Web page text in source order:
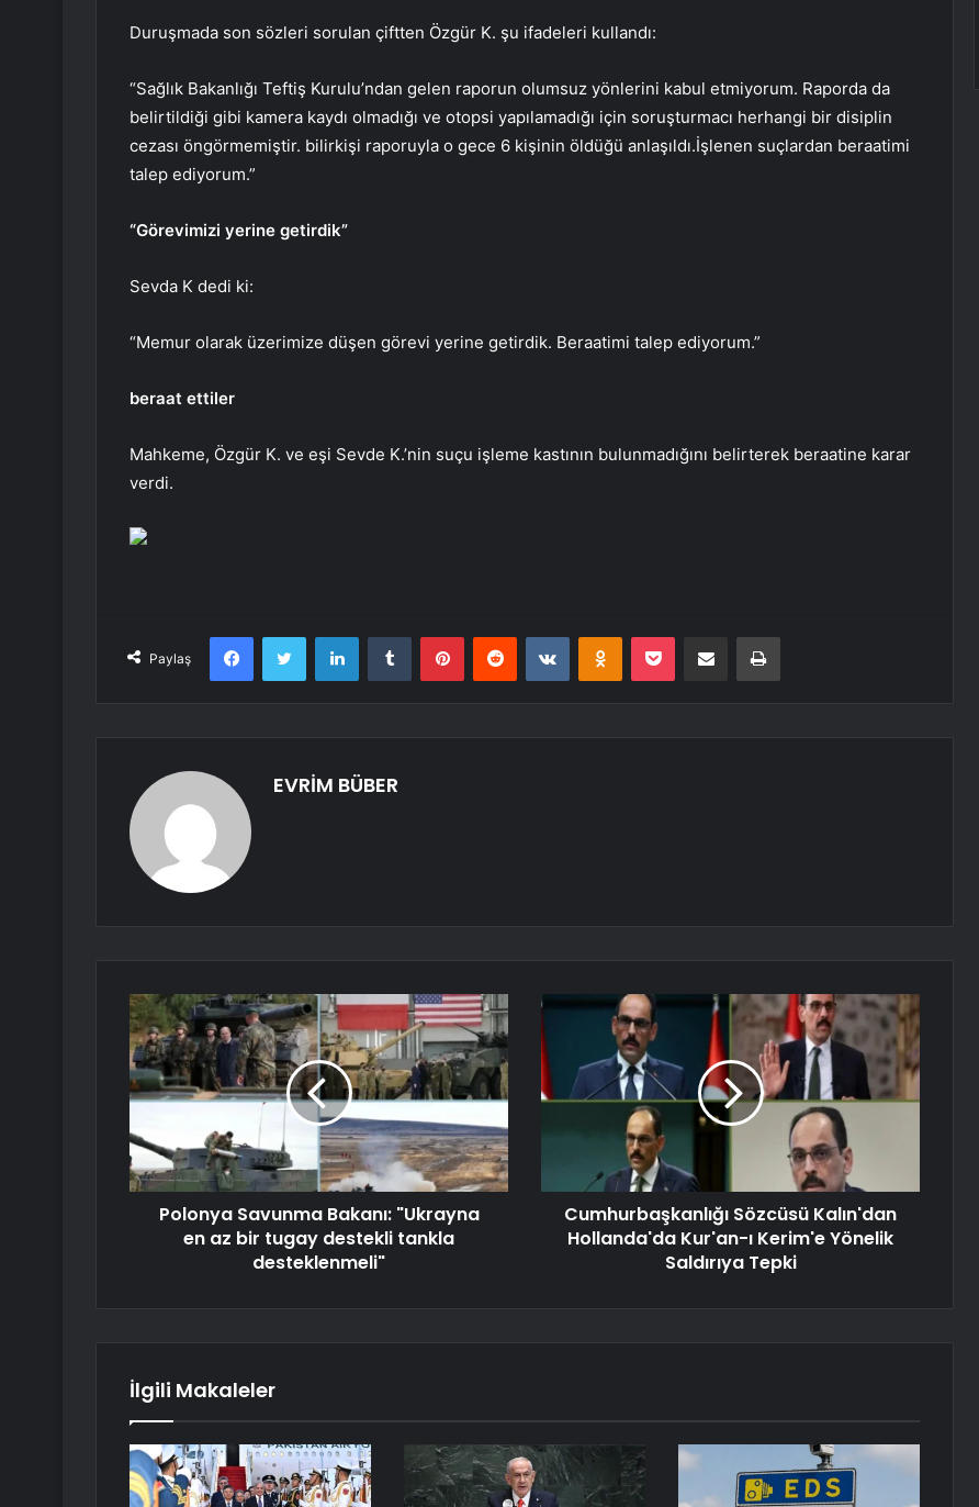
Duruşmada son sözleri sorulan çiftten Özgür K. şu ifadeleri kullandı:
“Sağlık Bakanlığı Teftiş Kurulu’ndan gelen raporun olumsuz yönlerini kabul etmiyorum. Raporda da
belirtildiği gibi kamera kaydı olmadığı ve otopsi yapılamadığı için soruşturmacı herhangi bir disiplin
cezası öngörmemiştir. bilirkişi raporuyla o gece 6 kişinin öldüğü anlaşıldı.İşlenen suçlardan beraatimi
talep ediyorum.”
“Görevimizi yerine getirdik”
Sevda K dedi ki:
“Memur olarak üzerimize düşen görevi yerine getirdik. Beraatimi talep ediyorum.”
beraat ettiler
Mahkeme, Özgür K. ve eşi Sevde K.’nin suçu işleme kastının bulunmadığını belirterek beraatine karar
verdi.
Paylaş
FacebookTwitter LinkedInTumblr PinterestReddit VKontakteOdnoklassniki
Pocket E-Posta ile paylaş Yazdır
EVRİM BÜBER
Polonya Savunma Bakanı: "Ukrayna
en az bir tugay destekli tankla
desteklenmeli"
Cumhurbaşkanlığı Sözcüsü Kalın'dan
Hollanda'da Kur'an-ı Kerim'e Yönelik
Saldırıya Tepki
İlgili Makaleler